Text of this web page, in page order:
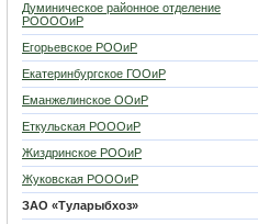
Думиническое районное отделение
РООООиР
Егорьевское РООиР
Екатеринбургское ГООиР
Еманжелинское ООиР
Еткульская РОООиР
Жиздринское РООиР
Жуковская РОООиР
ЗАО «Туларыбхоз»